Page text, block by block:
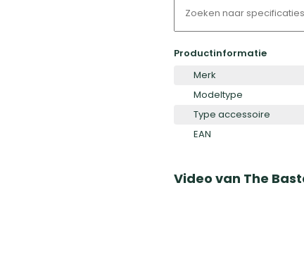
Productinformatie
Merk
Modeltype
Type accessoire
EAN
Video van The